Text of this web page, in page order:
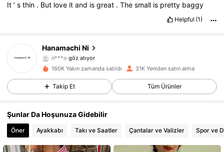
It’sthin . But love itand isgreat .Thesmall is pretty baggy
Helpful (1)
Hanamachi Ni
n***ogöz atıyor
4,73 6.7K Takipçiler
4,73 6.7K Takipçiler
4,73 6.7K Takipçiler
160K Yakın zamanda satıldı 31K Yeniden satın alma
Takip Et Tüm Ürünler
Şunlar Da Hoşunuza Gidebilir
Öner Ayakkabı Takı ve Saatler Çantalar ve Valizler Spor ve